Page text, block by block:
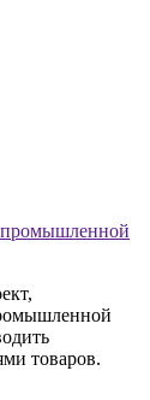
промышленной
товаров.